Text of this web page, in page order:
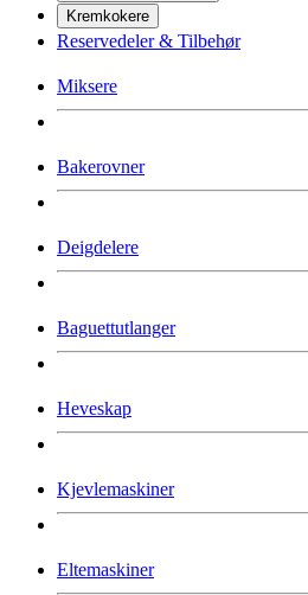
Kremkokere
Reservedeler & Tilbehør
Miksere
Bakerovner
Deigdelere
Baguettutlanger
Heveskap
Kjevlemaskiner
Eltemaskiner